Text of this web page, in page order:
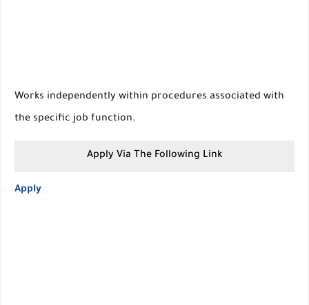
Works independently within procedures associated with
the specific job function.
Apply Via The Following Link
Apply